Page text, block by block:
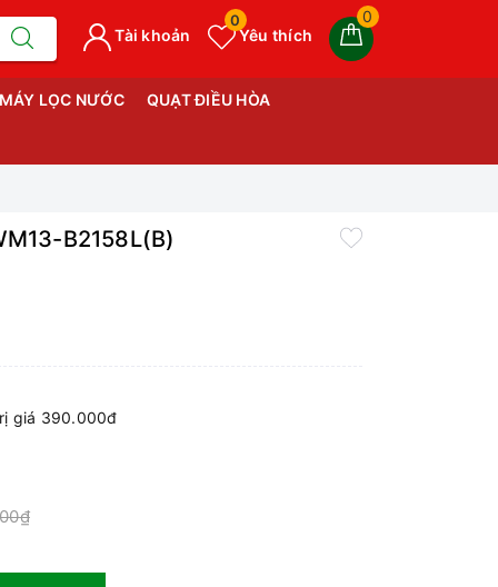
0
Yêu thích
0
Tài khoản
MÁY LỌC NƯỚC QUẠT ĐIỀU HÒA
B2158L(B)
giá 390.000đ